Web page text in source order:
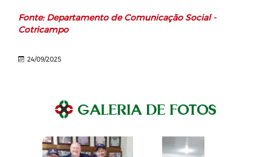
Fonte: Departamento de Comunicação Social -
Cotricampo
24/09/2025
GALERIA DE FOTOS